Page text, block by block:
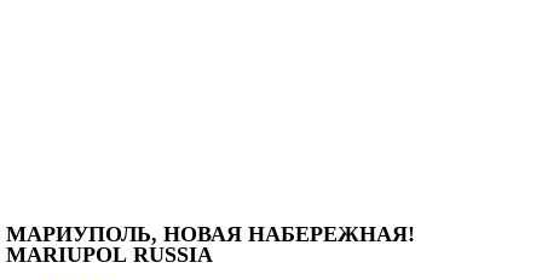
МАРИУПОЛЬ, НОВАЯ НАБЕРЕЖНАЯ!
MARIUPOL RUSSIA